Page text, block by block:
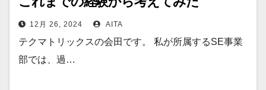
12月 26, 2024 AITA
テクマトリックスの会田です。 私が所属するSE事業
部では、過…